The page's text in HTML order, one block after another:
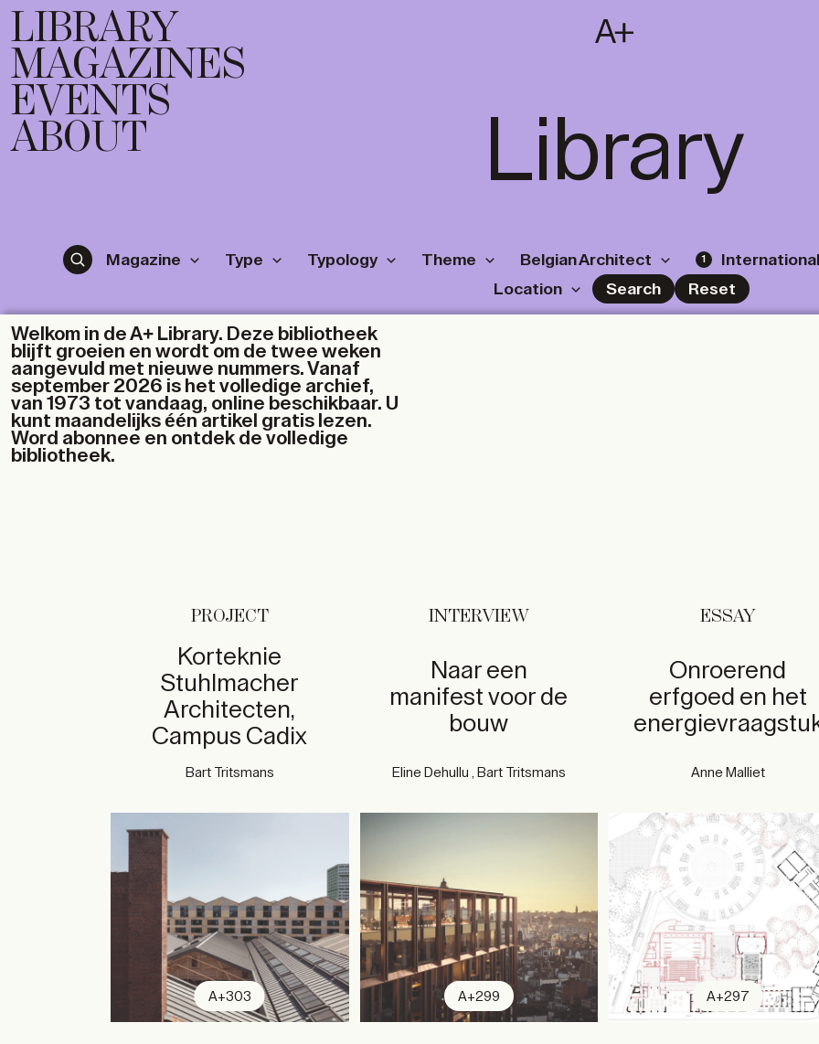
T
FR
LIBRARY
MAGAZINES
EVENTS
ABOUT
Library
Magazine Type Typology Theme Belgian Architect 1
Location
Search Reset
Welkom in de A+ Library. Deze bibliotheek
blijft groeien en wordt om de twee weken
aangevuld met nieuwe nummers. Vanaf
september 2026 is het volledige archief,
van 1973 tot vandaag, online beschikbaar. U
kunt maandelijks één artikel gratis lezen.
Word abonnee en ontdek de volledige
bibliotheek.
PROJECT
Korteknie
Stuhlmacher
Architecten,
Campus Cadix
Bart Tritsmans
A+303
INTERVIEW
Naar een
manifest voor de
bouw
Eline Dehullu , Bart Tritsmans
A+299
ESSAY
Onroerend
erfgoed en het
Anne Malliet
A+297